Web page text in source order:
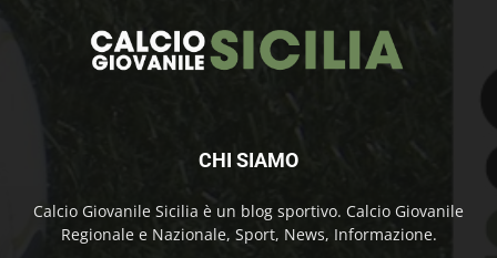
CHI SIAMO
Calcio Giovanile Sicilia è un blog sportivo. Calcio Giovanile
Regionale e Nazionale, Sport, News, Informazione.